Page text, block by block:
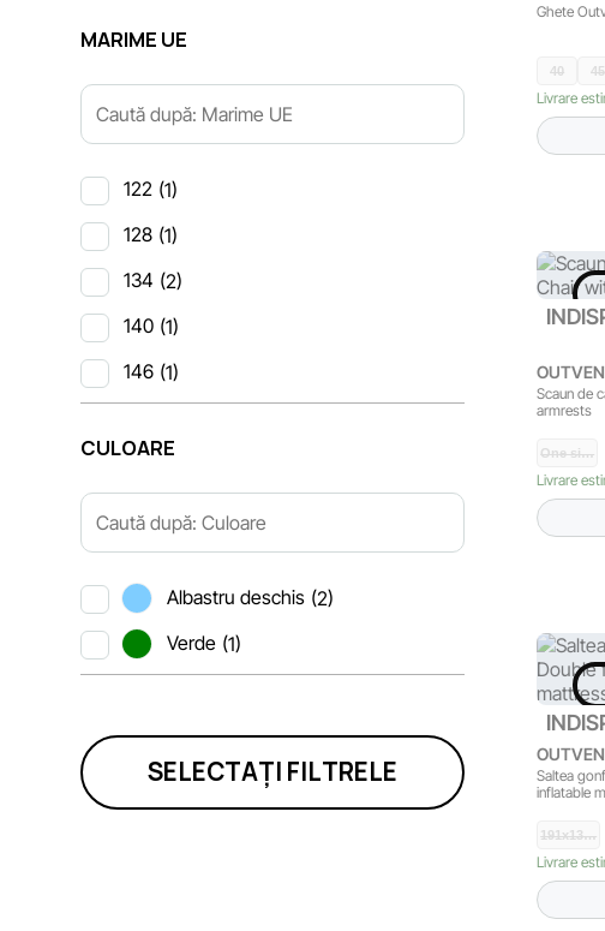
MARIME UE
122 (1)
128 (1)
134 (2)
140 (1)
146 (1)
СULOARE
Albastru deschis (2)
Verde (1)
SELECTAȚI FILTRELE
Ghete
40 45
Livrare
Scaun de
armrests
One si…
Livrare
Saltea
inflatable
191x13…
Livrare